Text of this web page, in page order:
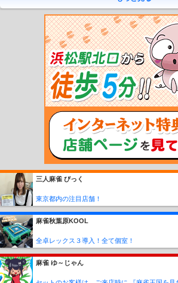
駅
豪渓駅 日羽駅 美袋駅 備中広瀬駅 備中高梁駅
石蟹駅 備中神代駅 足立駅 新郷駅 美作
美作滝尾駅 高野駅 大元駅 備前西市駅
茶屋町駅 彦崎駅 備前片岡駅 迫川駅
植松駅 木見駅 上の町駅 児島駅 備前三
備中高松駅 足守駅 服部駅 東総社駅
津山口駅 佐良山駅 亀甲駅 小原駅 誕
金川駅 野々口駅 牧山駅 玉柏駅 備前
西粟倉駅 あわくら温泉駅 球場前駅 西富
常盤駅 水島駅 三菱自工前駅 川辺宿駅 吉
小田駅 早雲の里荏原駅 井原駅 いずえ駅
城下駅 県庁通り駅 西大寺町駅 小
郵便局前駅 田町駅 新西大寺町筋駅 大雲
三人麻雀 びっく
東京都内の注目店舗！
麻雀秋葉原KOOL
全卓レックス３導入！全て個室！
麻雀 ゆ～じゃん